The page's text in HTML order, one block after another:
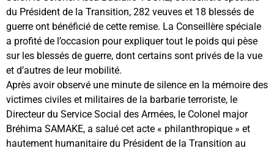
du Président de la Transition, 282 veuves et 18 blessés de
guerre ont bénéficié de cette remise. La Conseillère spéciale
a profité de l’occasion pour expliquer tout le poids qui pèse
sur les blessés de guerre, dont certains sont privés de la vue
et d’autres de leur mobilité.
Après avoir observé une minute de silence en la mémoire des
victimes civiles et militaires de la barbarie terroriste, le
Directeur du Service Social des Armées, le Colonel major
Bréhima SAMAKE, a salué cet acte « philanthropique » et
hautement humanitaire du Président de la Transition au